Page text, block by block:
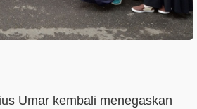
Umar kembali menegaskan